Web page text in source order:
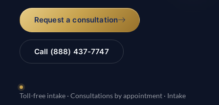
Request a consultation
Call (888) 437-7747
Toll-free intake · Consultations by appointment · Intake